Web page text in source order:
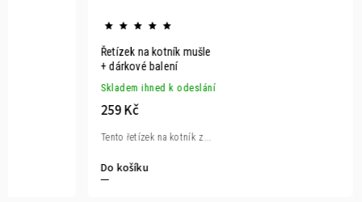
Řetízek na kotník mušle
+ dárkové balení
Skladem ihned k odeslání
259 Kč
Do košíku
Tento řetízek na kotník z...